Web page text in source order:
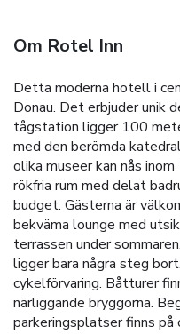
Om Rotel Inn
Detta moderna hotell i
Donau. Det erbjuder unik
tågstation ligger 100
med den berömda
olika museer kan nås
rökfria rum med delat
budget. Gästerna är
bekväma lounge med
terrassen under
ligger bara några steg
cykelförvaring. Båtturer
närliggande bryggorna.
parkeringsplatser finns på